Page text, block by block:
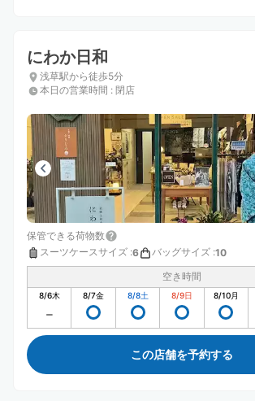
にわか日和
浅草駅から徒歩5分
本日の営業時間 : 閉店
保管できる荷物数
スーツケースサイズ :6 バッグサイズ :10
空き時間
8/6木 8/7金 8/8土 8/9日 8/10月
この店舗を予約する